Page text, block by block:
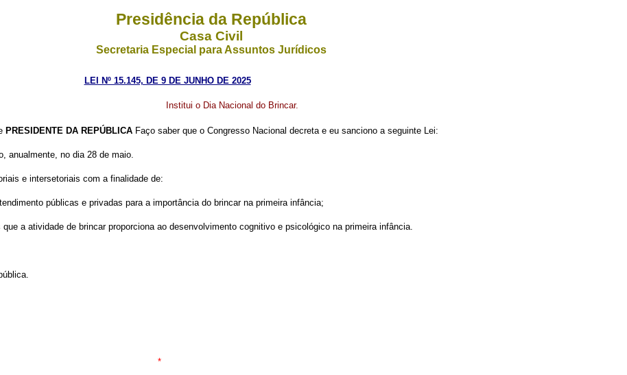
Presidência da República
Casa Civil
Secretaria Especial para Assuntos Jurídicos
LEI Nº 15.145, DE 9 DE JUNHO DE 2025
Institui o Dia Nacional do Brincar.
PRESIDENTE DA REPÚBLICA Faço saber que o Congresso Nacional decreta e eu sanciono a seguinte Lei:
anualmente, no dia 28 de maio.
e intersetoriais com a finalidade de:
públicas e privadas para a importância do brincar na primeira infância;
a atividade de brincar proporciona ao desenvolvimento cognitivo e psicológico na primeira infância.
*